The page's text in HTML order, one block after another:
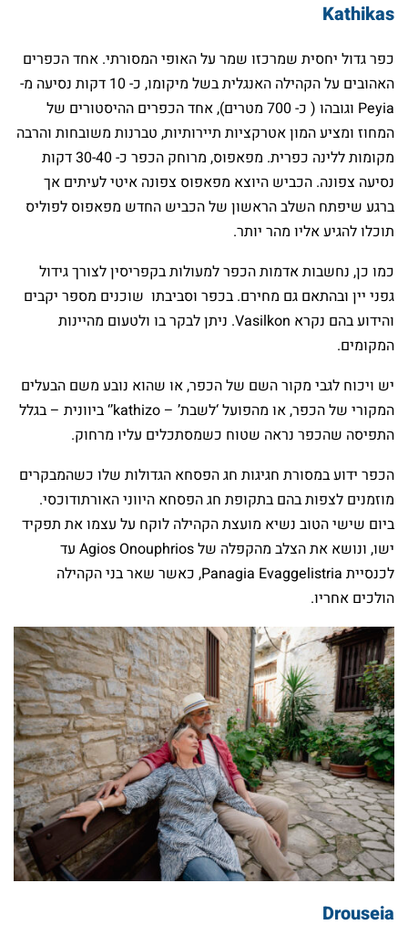
Kathikas
כפר גדול יחסית שמרכזו שמר על האופי המסורתי. אחד הכפרים
האהובים על הקהילה האנגלית בשל מיקומו, כ- 10 דקות נסיעה מ-
Peyia וגובהו ( כ- 700 מטרים), אחד הכפרים ההיסטורים של
המחוז ומציע המון אטרקציות תיירותיות, טברנות משובחות והרבה
מקומות ללינה כפרית. מפאפוס, מרוחק הכפר כ- 30-40 דקות
נסיעה צפונה. הכביש היוצא מפאפוס צפונה איטי לעיתים אך
ברגע שיפתח השלב הראשון של הכביש החדש מפאפוס לפוליס
תוכלו להגיע אליו מהר יותר.
כמו כן, נחשבות אדמות הכפר למעולות בקפריסין לצורך גידול
גפני יין ובהתאם גם מחירם. בכפר וסביבתו שוכנים מספר יקבים
והידוע בהם נקרא Vasilkon. ניתן לבקר בו ולטעום מהיינות
המקומים.
יש ויכוח לגבי מקור השם של הכפר, או שהוא נובע משם הבעלים
המקורי של הכפר, או מהפועל ‘לשבת’ – kathizo’‘ ביוונית – בגלל
התפיסה שהכפר נראה שטוח כשמסתכלים עליו מרחוק.
הכפר ידוע במסורת חגיגות חג הפסחא הגדולות שלו כשהמבקרים
מוזמנים לצפות בהם בתקופת חג הפסחא היווני האורתודוכסי.
ביום שישי הטוב נשיא מועצת הקהילה לוקח על עצמו את תפקיד
ישו, ונושא את הצלב מהקפלה של Agios Onouphrios עד
לכנסיית Panagia Evaggelistria, כאשר שאר בני הקהילה
הולכים אחריו.
Drouseia